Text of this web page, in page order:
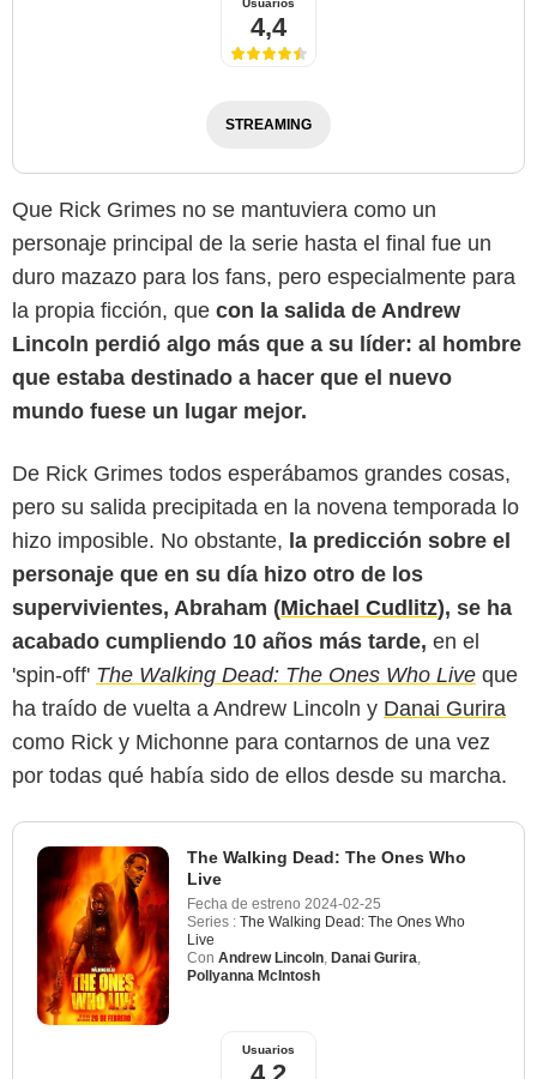
4,4
STREAMING
Que Rick Grimes no se mantuviera como un
personaje principal de la serie hasta el final fue un
duro mazazo para los fans, pero especialmente para
la propia ficción, que con la salida de Andrew
Lincoln perdió algo más que a su líder: al hombre
que estaba destinado a hacer que el nuevo
mundo fuese un lugar mejor.
De Rick Grimes todos esperábamos grandes cosas,
pero su salida precipitada en la novena temporada lo
hizo imposible. No obstante, la predicción sobre el
personaje que en su día hizo otro de los
supervivientes, Abraham (Michael Cudlitz), se ha
acabado cumpliendo 10 años más tarde, en el
'spin-off' The Walking Dead: The Ones Who Live que
ha traído de vuelta a Andrew Lincoln y Danai Gurira
como Rick y Michonne para contarnos de una vez
por todas qué había sido de ellos desde su marcha.
The Walking Dead: The Ones Who
Live
Fecha de estreno 2024-02-25
Series : The Walking Dead: The Ones Who
Live
Con Andrew Lincoln Danai Gurira
Pollyanna McIntosh
Usuarios